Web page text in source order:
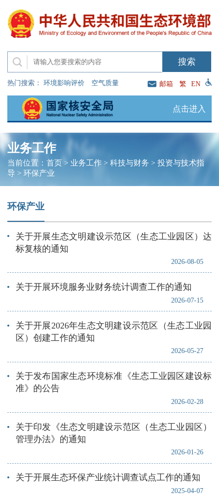
热门搜索： 环境影响评价 空气质量 邮箱 繁 EN
点击进入
业务工作
当前位置： 首页> 业务工作> 科技与财务 > 投资与技术指
导 > 环保产业
环保产业
2026-08-05
关于开展生态文明建设示范区（生态工业园区）达
标复核的通知
2026-07-15
关于开展环境服务业财务统计调查工作的通知
2026-05-27
关于开展2026年生态文明建设示范区（生态工业园
区）创建工作的通知
2026-02-28
关于发布国家生态环境标准《生态工业园区建设标
准》的公告
2026-01-26
关于印发《生态文明建设示范区（生态工业园区）
管理办法》的通知
2025-04-07
关于开展生态环保产业统计调查试点工作的通知